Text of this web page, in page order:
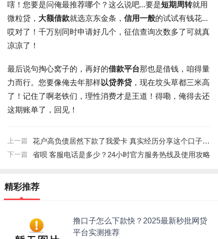
嗐！您要是问俺最推荐哪个？这么说吧...要是短期周转就用
微粒贷， 大额借款就选京东金条， 信用一般的试试有钱花...
哎对了！千万别同时申请好几个， 征信查询次数多了可就真
凉凉了！
最后说句掏心窝子的，再好的借款平台那也是借钱，咱得量
力而行。您要像俺去年那样以贷养贷 ，现在坟头草都三米高
了！记住了啊老铁们， 理性消费才是王道！得嘞，俺得去还
这期账单了，回见！
上一篇 花户高负债居然下款了我爱卡 真实经历分享这个口子真能下
下一篇 省呗 客服电话是多少？24小时官方服务热线及使用攻略
精彩推荐
撸口子怎么下款快？2025最新秒批网贷
平台实测推荐